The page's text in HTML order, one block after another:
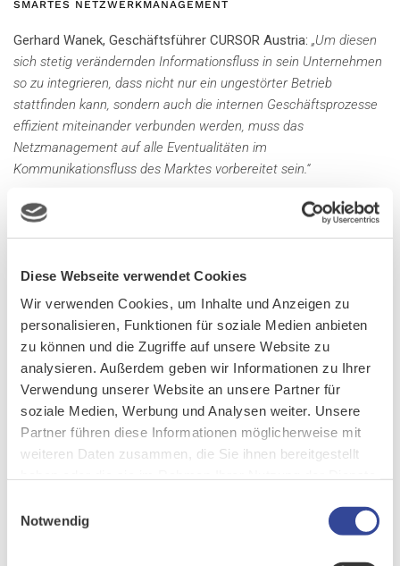
Diese Webseite verwendet Cookies
Wir verwenden Cookies, um Inhalte und Anzeigen zu
personalisieren, Funktionen für soziale Medien anbieten
zu können und die Zugriffe auf unsere Website zu
analysieren. Außerdem geben wir Informationen zu Ihrer
Verwendung unserer Website an unsere Partner für
soziale Medien, Werbung und Analysen weiter. Unsere
Partner führen diese Informationen möglicherweise mit
weiteren Daten zusammen, die Sie ihnen bereitgestellt
Notwendig
SMARTES NETZWERKMANAGEMENT
Gerhard Wanek, Geschäftsführer CURSOR Austria: „Um diesen
sich stetig verändernden Informationsfluss in sein Unternehmen
so zu integrieren, dass nicht nur ein ungestörter Betrieb
stattfinden kann, sondern auch die internen Geschäftsprozesse
effizient miteinander verbunden werden, muss das
Netzmanagement auf alle Eventualitäten im
Kommunikationsfluss des Marktes vorbereitet sein.“
Mit TINA hat das Unternehmen ein CRM-basiertes
Netzmanagementsystem entwickelt, das Informationen aus
Kommunikationsprozesse automatisiert. Es geht hier nicht nur
Unterstützung bei der Verwaltung von Netzverträgen über die
Marktpartnerkommunikation bis hin zum Geräte- und
Gerade hinsichtlich der in der
Energiewirtschaft oft verwendeten Speziallösungen haben wir
mit dem Best-of-Breed-Ansatz eine große Integrationsvielfalt
“, so Wanek weiter.
Energieversorgungsunternehmen müssen eine breite Palette an
Geschäftsprozessen abdecken. Von Planung, Errichtung,